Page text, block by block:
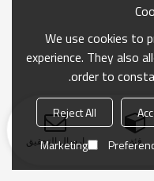
فئة ارسال التحقيق
We use cookies to
experience. They also
order to
Reject All
Marketing